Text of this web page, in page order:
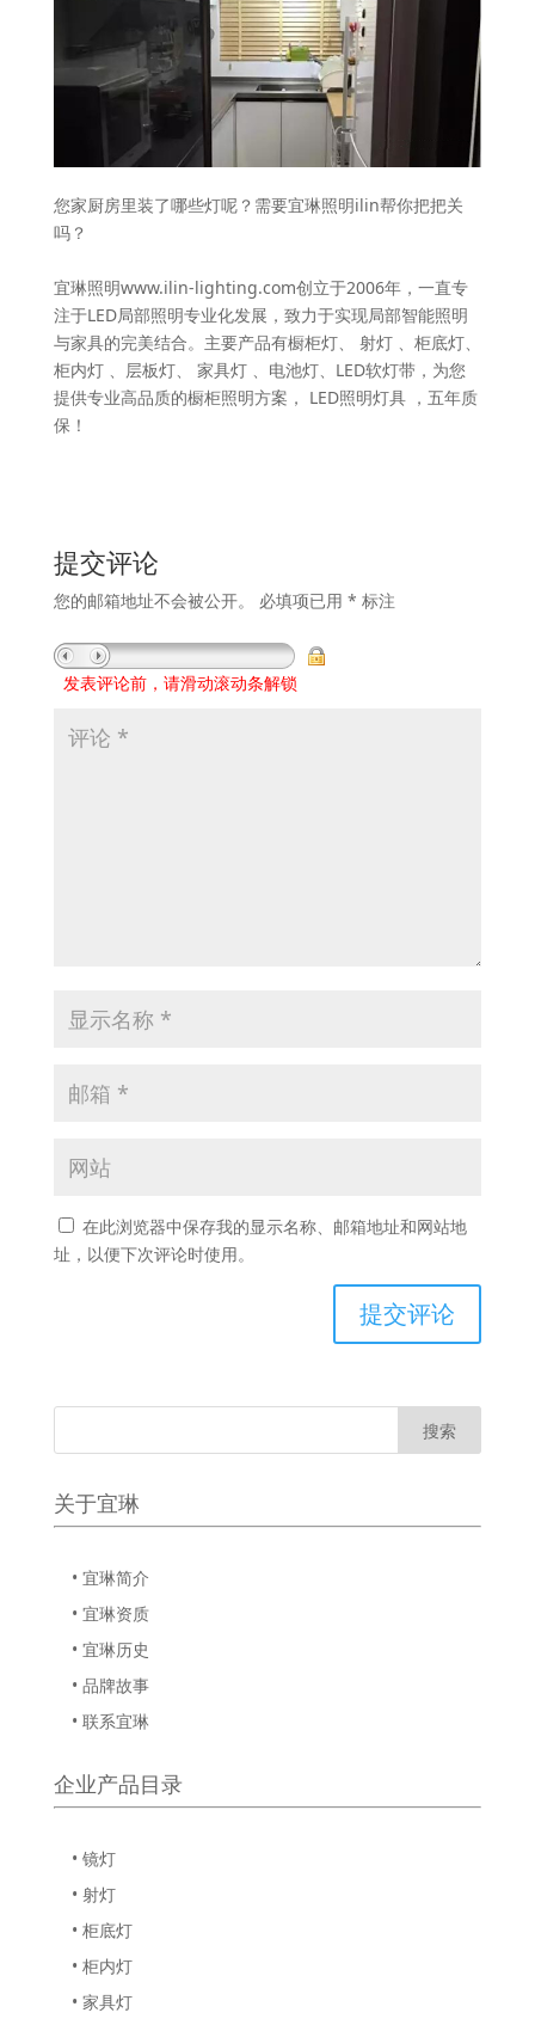
您家厨房里装了哪些灯呢？需要宜琳照明ilin帮你把把关
吗？
宜琳照明www.ilin-lighting.com创立于2006年，一直专
注于LED局部照明专业化发展，致力于实现局部智能照明
与家具的完美结合。主要产品有橱柜灯、 射灯 、柜底灯、
柜内灯 、层板灯、 家具灯 、电池灯、LED软灯带，为您
提供专业高品质的橱柜照明方案， LED照明灯具 ，五年质
保！
提交评论
您的邮箱地址不会被公开。 必填项已用 * 标注
发表评论前，请滑动滚动条解锁
在此浏览器中保存我的显示名称、邮箱地址和网站地
址，以便下次评论时使用。
关于宜琳
• 宜琳简介
• 宜琳资质
• 宜琳历史
• 品牌故事
• 联系宜琳
企业产品目录
• 镜灯
• 射灯
• 柜底灯
• 柜内灯
• 家具灯